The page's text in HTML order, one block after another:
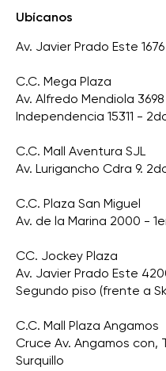
Ubícanos
Av. Javier Prado Este
C.C. Mega Plaza
Av. Alfredo Mendiola 3698
Independencia 15311 -
C.C. Mall Aventura SJL
Av. Lurigancho Cdra 9.
C.C. Plaza San Miguel
Av. de la Marina 2000 -
CC. Jockey Plaza
Av. Javier Prado Este
Segundo piso (frente a
C.C. Mall Plaza Angamos
Cruce Av. Angamos con,
Surquillo